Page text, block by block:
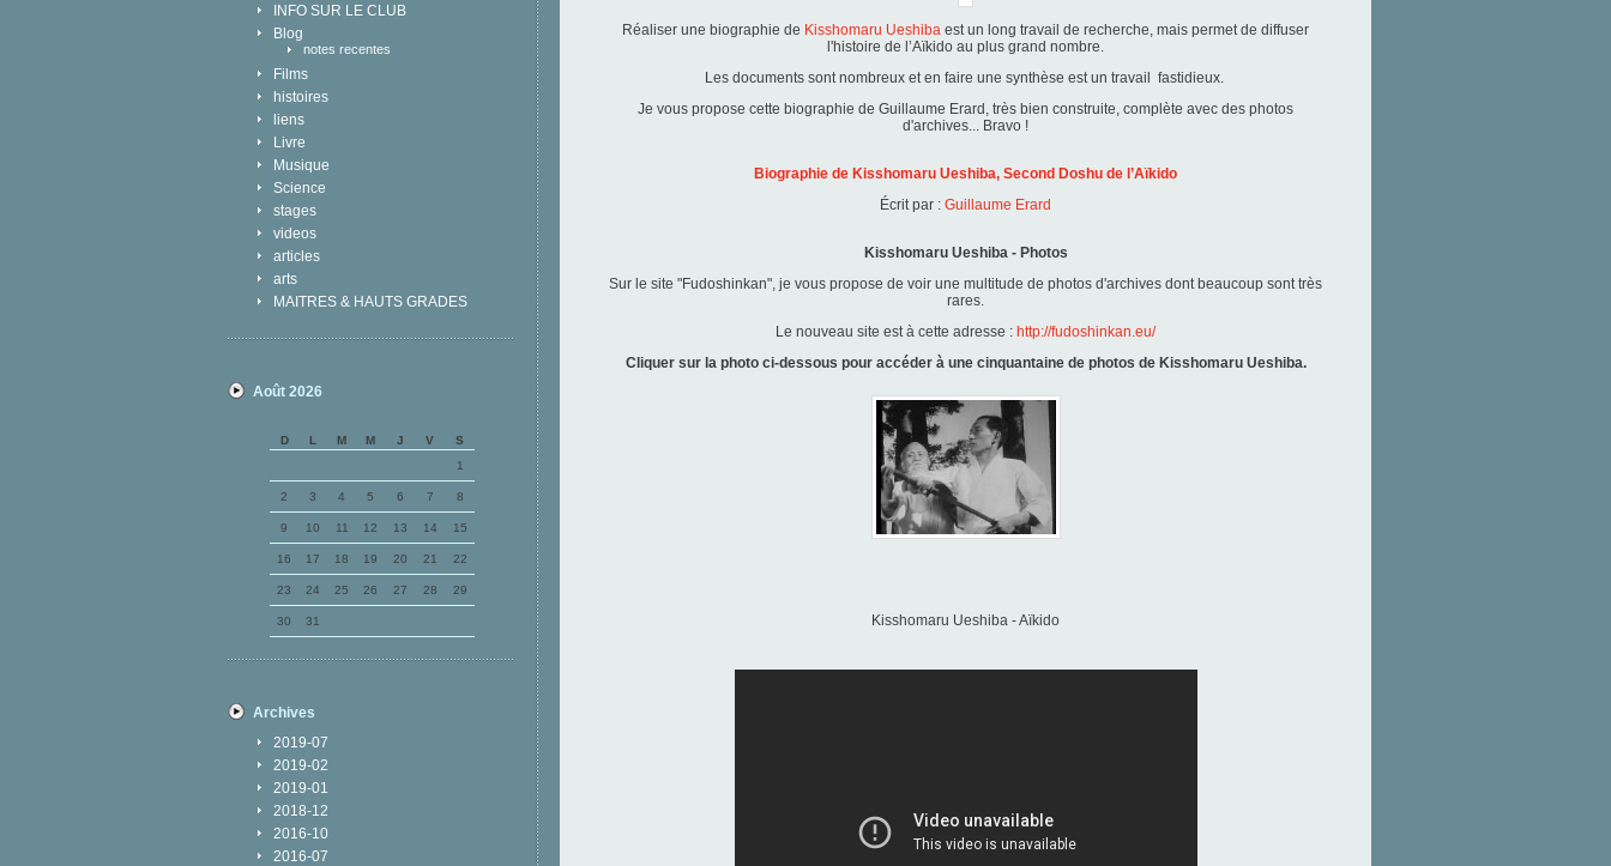
INFO SUR LE CLUB
Blog
notes recentes
Films
histoires
liens
Livre
Musique
Science
stages
videos
articles
arts
MAITRES & HAUTS GRADES
Août 2026
D L M M J V
S
1
2 3 4 5 6 7 8
9 10 11 12 13 14 15
16 17 18 19 20 21 22
23 24 25 26 27 28 29
30 31
Archives
2019-07
2019-02
2019-01
2018-12
2016-10
2016-07
Réaliser une biographie de Kisshomaru Ueshiba est un long travail de recherche, mais permet de diffuser
l'histoire de l’Aïkido au plus grand nombre.
Les documents sont nombreux et en faire une synthèse est un travail fastidieux.
Je vous propose cette biographie de Guillaume Erard, très bien construite, complète avec des photos
d'archives... Bravo !
Biographie de Kisshomaru Ueshiba, Second Doshu de l’Aïkido
Écrit par : Guillaume Erard
Kisshomaru Ueshiba - Photos
Sur le site "Fudoshinkan", je vous propose de voir une multitude de photos d'archives dont beaucoup sont très
rares.
Le nouveau site est à cette adresse : http://fudoshinkan.eu/
Cliquer sur la photo ci-dessous pour accéder à une cinquantaine de photos de Kisshomaru Ueshiba.
Kisshomaru Ueshiba - Aïkido